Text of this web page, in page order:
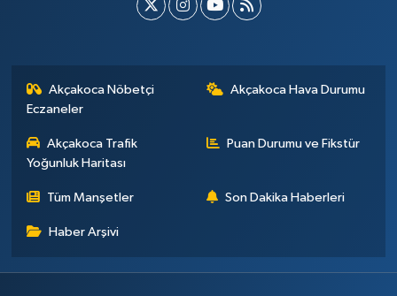
Akçakoca Nöbetçi
Eczaneler
Akçakoca Hava Durumu
Akçakoca Trafik
Yoğunluk Haritası
Puan Durumu ve Fikstür
Tüm Manşetler Son Dakika Haberleri
Haber Arşivi